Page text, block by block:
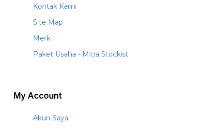
Kontak Kami
Site Map
Merk
Paket Usaha - Mitra Stockist
My Account
Akun Saya